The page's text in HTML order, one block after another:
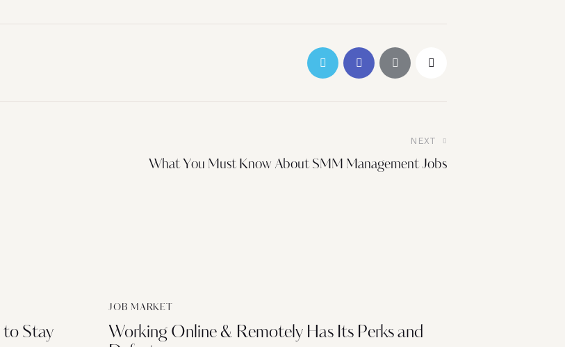
NEXT
What You Must Know About SMM Management Jobs
to Stay
JOB MARKET
Working Online & Remotely Has Its Perks and